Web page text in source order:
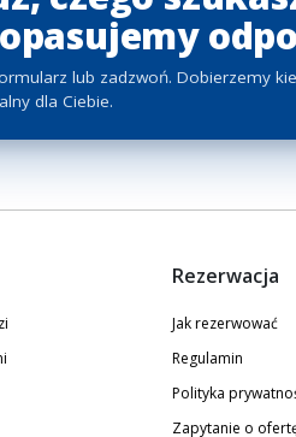
lub zadzwoń. Dobierzemy
dla Ciebie.
Rezerwacja
Jak rezerwować
Regulamin
Polityka
Zapytanie o